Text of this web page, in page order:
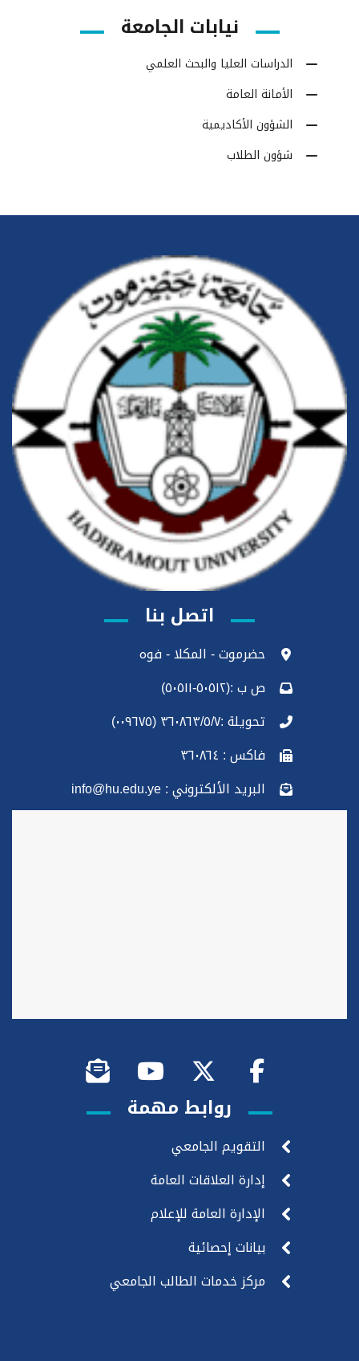
نيابات الجامعة
الدراسات العليا والبحث العلمي
الأمانة العامة
الشؤون الأكاديمية
شؤون الطلاب
اتصل بنا
حضرموت - المكلا - فوه
ص ب :(٥٠٥١٢-٥٠٥١١)
تحويلة :٣٦٠٨٦٣/٥/٧ (٠٠٩٦٧٥)
فاكس : ٣٦٠٨٦٤
البريد الألكتروني : info@hu.edu.ye
روابط مهمة
التقويم الجامعي
إدارة العلاقات العامة
الإدارة العامة للإعلام
بيانات إحصائية
مركز خدمات الطالب الجامعي